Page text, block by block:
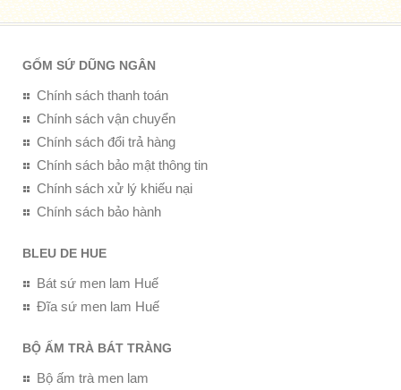
GỐM SỨ DŨNG NGÂN
Chính sách thanh toán
Chính sách vận chuyển
Chính sách đổi trả hàng
Chính sách bảo mật thông tin
Chính sách xử lý khiếu nại
Chính sách bảo hành
BLEU DE HUE
Bát sứ men lam Huế
Đĩa sứ men lam Huế
BỘ ẤM TRÀ BÁT TRÀNG
Bộ ấm trà men lam